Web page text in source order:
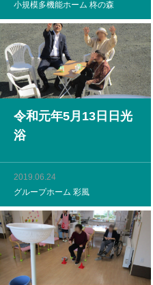
小規模多機能ホーム 柊の森
令和元年5月13日日光
浴
2019.06.24
グループホーム 彩風